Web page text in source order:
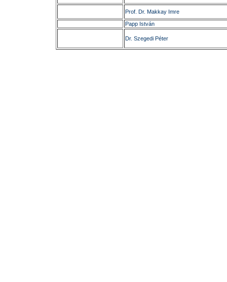
Prof. Dr. Makkay Imre
Papp István
Dr. Szegedi Péter